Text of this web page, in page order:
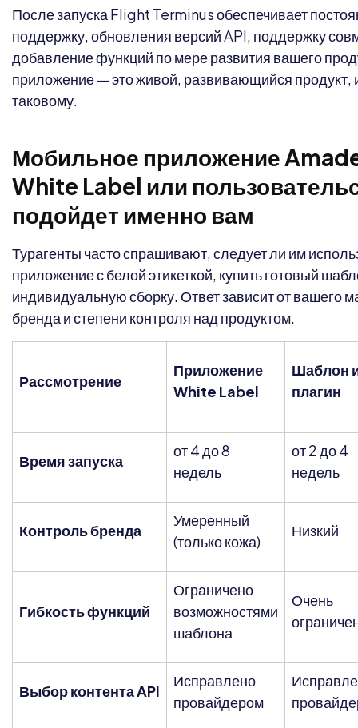
После запуска Flight Terminus обеспечивает
поддержку, обновления версий API, поддержку
добавление функций по мере развития вашего
приложение — это живой, развивающийся продукт,
таковому.
Мобильное приложение
White Label или
подойдет именно вам
Турагенты часто спрашивают, следует ли им
приложение с белой этикеткой, купить готовый
индивидуальную сборку. Ответ зависит от вашего
бренда и степени контроля над продуктом.
Рассмотрение
Приложение
White Label
Шаблон
плагин
Время запуска
от 4 до 8
недель
от 2 до 4
недель
Контроль бренда
Умеренный
(только кожа)
Низкий
Гибкость функций
Ограничено
возможностями
шаблона
Очень
Выбор контента API
Исправлено
провайдером